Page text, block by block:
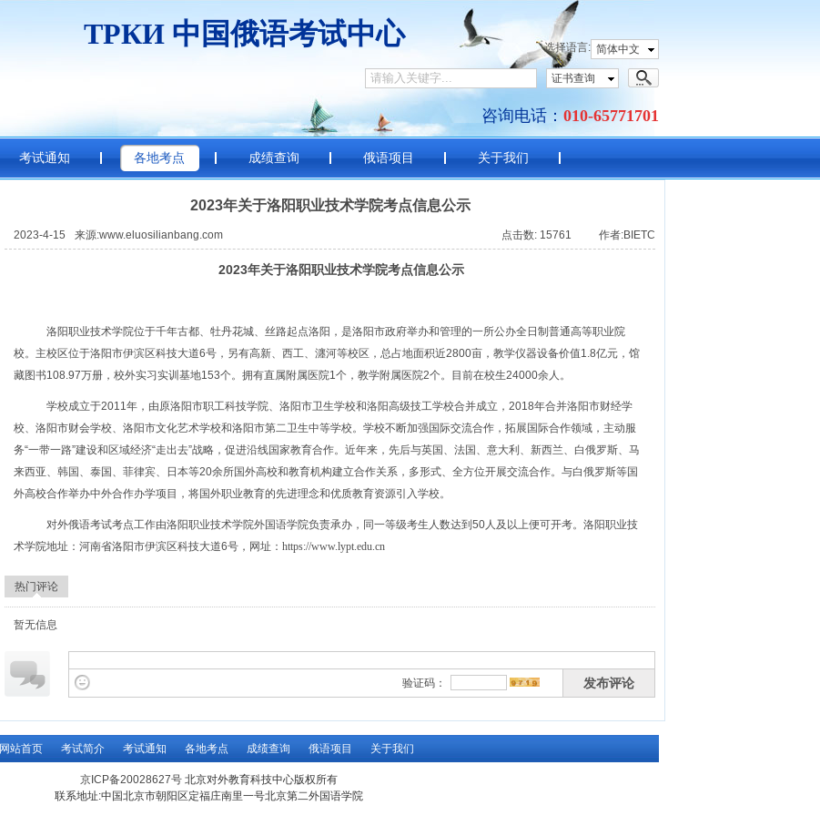
ТРКИ 中国俄语考试中心
咨询电话： 010-65771701
选择语言: 简体中文
证书查询
考试通知 各地考点 成绩查询 俄语项目 关于我们
2023年关于洛阳职业技术学院考点信息公示
2023-4-15 来源:www.eluosilianbang.com 点击数: 15761 作者:BIETC
2023年关于洛阳职业技术学院考点信息公示
洛阳职业技术学院位于千年古都、牡丹花城、丝路起点洛阳，是洛阳市政府举办和管理的一所公办全日制普通高等职业院
校。主校区位于洛阳市伊滨区科技大道6号，另有高新、西工、瀍河等校区，总占地面积近2800亩，教学仪器设备价值1.8亿元，馆
藏图书108.97万册，校外实习实训基地153个。拥有直属附属医院1个，教学附属医院2个。目前在校生24000余人。
学校成立于2011年，由原洛阳市职工科技学院、洛阳市卫生学校和洛阳高级技工学校合并成立，2018年合并洛阳市财经学
校、洛阳市财会学校、洛阳市文化艺术学校和洛阳市第二卫生中等学校。学校不断加强国际交流合作，拓展国际合作领域，主动服
务“一带一路”建设和区域经济“走出去”战略，促进沿线国家教育合作。近年来，先后与英国、法国、意大利、新西兰、白俄罗斯、马
来西亚、韩国、泰国、菲律宾、日本等20余所国外高校和教育机构建立合作关系，多形式、全方位开展交流合作。与白俄罗斯等国
外高校合作举办中外合作办学项目，将国外职业教育的先进理念和优质教育资源引入学校。
对外俄语考试考点工作由洛阳职业技术学院外国语学院负责承办，同一等级考生人数达到50人及以上便可开考。洛阳职业技
术学院地址：河南省洛阳市伊滨区科技大道6号，网址 ：https://www.lypt.edu.cn
热门评论
暂无信息
验证码： 发布评论
网站首页 考试简介 考试通知 各地考点 成绩查询 俄语项目 关于我们
京ICP备20028627号北京对外教育科技中心版权所有
联系地址:中国北京市朝阳区定福庄南里一号北京第二外国语学院